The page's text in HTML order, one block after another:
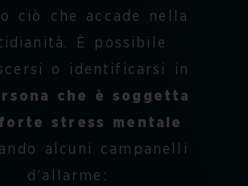
ciò che accade nella
È possibile
o identificarsi in
che è soggetta
stress mentale
alcuni campanelli
d’allarme: